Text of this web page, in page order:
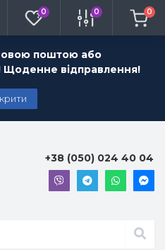
поштою або
відправлення!
0 0 0
+38 (050) 024 40 04